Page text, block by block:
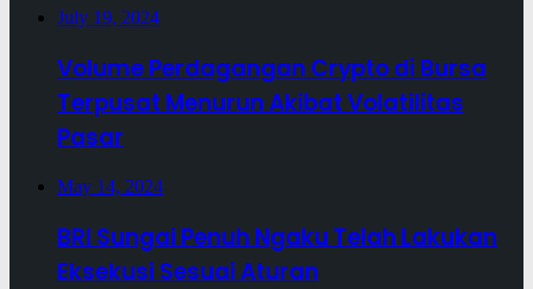
July 19, 2024
Volume Perdagangan Crypto di Bursa
Terpusat Menurun Akibat Volatilitas
Pasar
May 14, 2024
BRI Sungai Penuh Ngaku Telah Lakukan
Eksekusi Sesuai Aturan